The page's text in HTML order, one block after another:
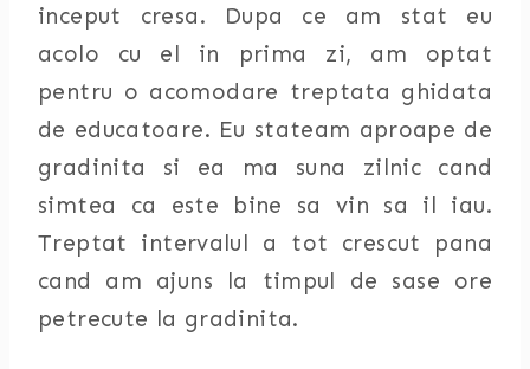
inceput cresa. Dupa ce am stat eu
acolo cu el in prima zi, am optat
pentru o acomodare treptata ghidata
de educatoare. Eu stateam aproape de
gradinita si ea ma suna zilnic cand
simtea ca este bine sa vin sa il iau.
Treptat intervalul a tot crescut pana
cand am ajuns la timpul de sase ore
petrecute la gradinita.